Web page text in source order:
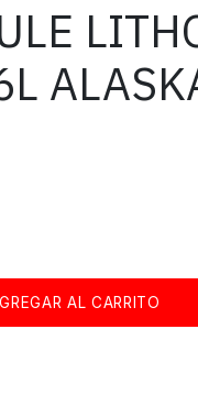
AL CARRITO